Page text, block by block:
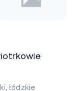
,łódzkie